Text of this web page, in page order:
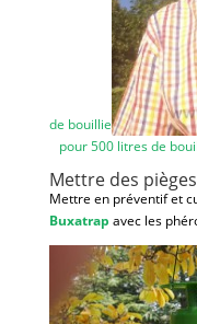
de bouillie
pour 500 litres de
Mettre des
Mettre en préventif et
Buxatrap avec les